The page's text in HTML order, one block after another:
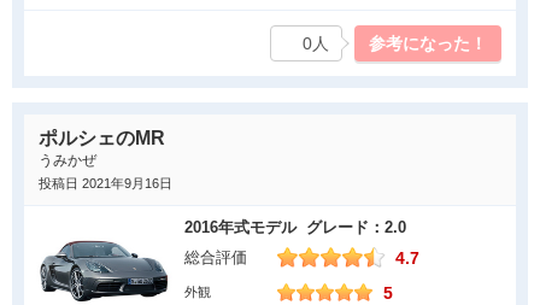
エンジン始動がたまりません。乾いた水平対向の音。またオープ
ンでありシートヒーターがあるとほんとに便利です。横浜在中な
ので1年中オープンにしてます。燃費ですがメーター確認では市街
ミッドシップは背中から聞こえるサウンドもいいですがオンザレ
ールとぶれーきをかけたときの挙動が乱れない点が非常に気にい
っています。
参考になった！
0人
ポルシェのMR
うみかぜ
投稿日 2021年9月16日
2016年式モデル グレード：2.0
総合評価
4.7
外観 5